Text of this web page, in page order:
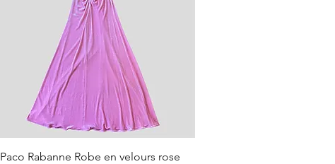
Aperçu rapide
Paco Rabanne Robe en velours rose